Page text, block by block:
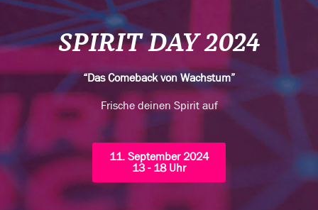
SPIRIT DAY 2024
“Das Comeback von Wachstum”
Frische deinen Spirit auf
11. September 2024
13 - 18 Uhr